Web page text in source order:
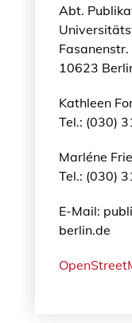
Abt.
Fasanenstr.
10623
Kathleen
Tel.: (030)
Marléne
Tel.: (030)
E-Mail:
berlin.de